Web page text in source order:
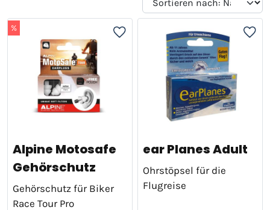
%
Alpine Motosafe
Gehörschutz
Gehörschutz für Biker
Race Tour Pro
ear Planes Adult
Ohrstöpsel für die
Flugreise